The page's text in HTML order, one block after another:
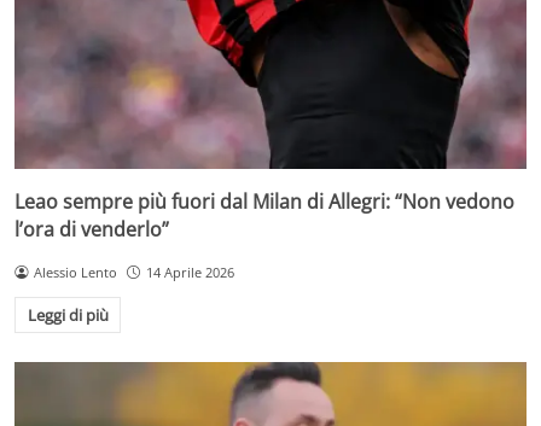
Leao sempre più fuori dal Milan di Allegri: “Non vedono
l’ora di venderlo”
Alessio Lento 14 Aprile 2026
Leggi di più